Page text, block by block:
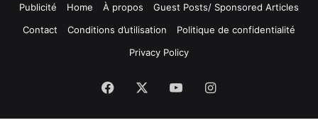
Publicité
Home À propos
Guest Posts/ Sponsored Articles
Contact
Conditions d’utilisation
Politique de confidentialité
Privacy Policy
Facebook YouTubeInstagram